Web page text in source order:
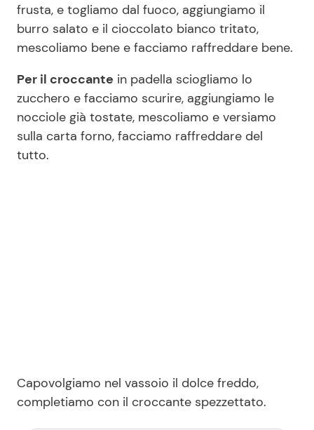
frusta, e togliamo dal fuoco, aggiungiamo il
burro salato e il cioccolato bianco tritato,
mescoliamo bene e facciamo raffreddare bene.
Per il croccante in padella sciogliamo lo
zucchero e facciamo scurire, aggiungiamo le
nocciole già tostate, mescoliamo e versiamo
sulla carta forno, facciamo raffreddare del
tutto.
Capovolgiamo nel vassoio il dolce freddo,
completiamo con il croccante spezzettato.